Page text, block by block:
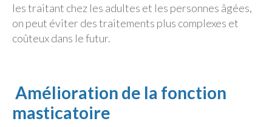
les traitant chez les adultes et les personnes âgées,
on peut éviter des traitements plus complexes et
coûteux dans le futur.
Amélioration de la fonction
masticatoire